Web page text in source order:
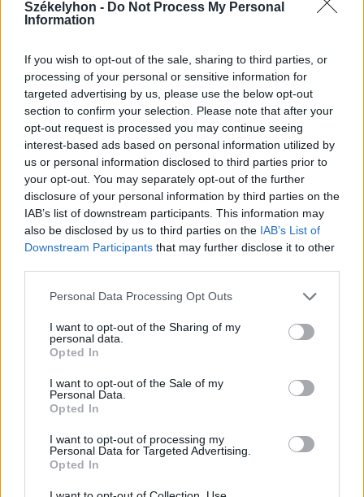
Székelyhon - Do Not Process My Personal
Information
If you wish to opt-out of the sale, sharing to third parties, or
processing of your personal or sensitive information for
targeted advertising by us, please use the below opt-out
section to confirm your selection. Please note that after your
opt-out request is processed you may continue seeing
interest-based ads based on personal information utilized by
us or personal information disclosed to third parties prior to
your opt-out. You may separately opt-out of the further
disclosure of your personal information by third parties on the
IAB’s list of downstream participants. This information may
also be disclosed by us to third parties on the IAB’s List of
Downstream Participants that may further disclose it to other
Personal Data Processing Opt Outs
I want to opt-out of the Sharing of my
personal data.
Opted In
I want to opt-out of the Sale of my
Personal Data.
Opted In
I want to opt-out of processing my
Personal Data for Targeted Advertising.
Opted In
alkotmánybíróságon az államfő az
új feddhetetlenségi törvényt